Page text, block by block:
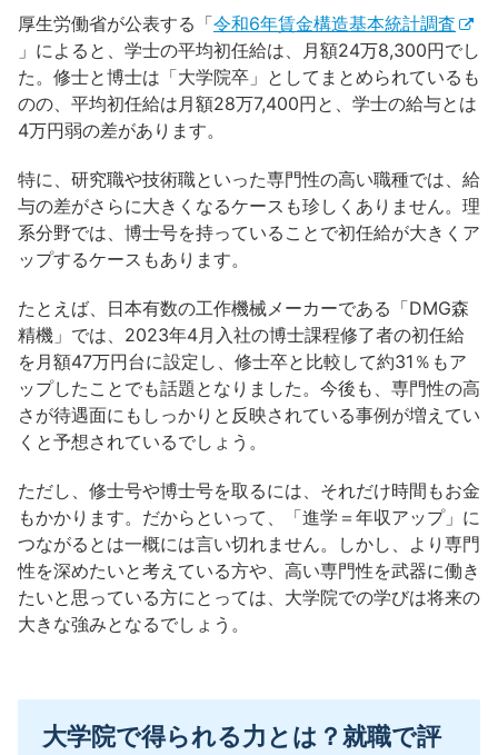
厚生労働省が公表する「令和6年賃金構造基本統計調査
」によると、学士の平均初任給は、月額24万8,300円でし
た。修士と博士は「大学院卒」としてまとめられているも
のの、平均初任給は月額28万7,400円と、学士の給与とは
4万円弱の差があります。
特に、研究職や技術職といった専門性の高い職種では、給
与の差がさらに大きくなるケースも珍しくありません。理
系分野では、博士号を持っていることで初任給が大きくア
ップするケースもあります。
たとえば、日本有数の工作機械メーカーである「DMG森
精機」では、2023年4月入社の博士課程修了者の初任給
を月額47万円台に設定し、修士卒と比較して約31％もア
ップしたことでも話題となりました。今後も、専門性の高
さが待遇面にもしっかりと反映されている事例が増えてい
くと予想されているでしょう。
ただし、修士号や博士号を取るには、それだけ時間もお金
もかかります。だからといって、「進学＝年収アップ」に
つながるとは一概には言い切れません。しかし、より専門
性を深めたいと考えている方や、高い専門性を武器に働き
たいと思っている方にとっては、大学院での学びは将来の
大きな強みとなるでしょう。
大学院で得られる力とは？就職で評